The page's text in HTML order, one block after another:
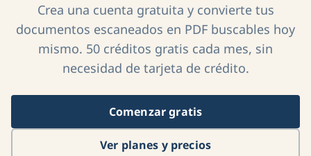
Crea una cuenta gratuita y convierte tus
documentos escaneados en PDF buscables hoy
mismo. 50 créditos gratis cada mes, sin
necesidad de tarjeta de crédito.
Comenzar gratis
Ver planes y precios